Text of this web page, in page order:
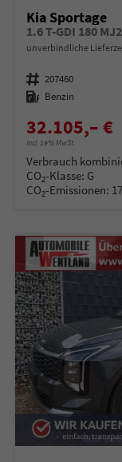
Kia Sportage
1.6 T-GDI 180
unverbindliche
Fahrzeugnummer 207460
Kraftstoff Benzin
32.105,– €
incl. 19% MwSt.
Verbrauch
CO2-Klasse: G
CO2-Emissionen: